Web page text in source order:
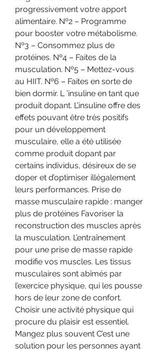
progressivement votre apport
alimentaire. Nº2 – Programme
pour booster votre métabolisme.
Nº3 – Consommez plus de
protéines. Nº4 – Faites de la
musculation. Nº5 – Mettez-vous
au HIIT. Nº6 – Faites en sorte de
bien dormir. L ’insuline en tant que
produit dopant. L’insuline offre des
effets pouvant être très positifs
pour un développement
musculaire, elle a été utilisée
comme produit dopant par
certains individus, désireux de se
doper et d’optimiser illégalement
leurs performances. Prise de
masse musculaire rapide : manger
plus de protéines Favoriser la
reconstruction des muscles après
la musculation. L’entraînement
pour une prise de masse rapide
modifie vos muscles. Les tissus
musculaires sont abîmés par
l’exercice physique, qui les pousse
hors de leur zone de confort.
Choisir une activité physique qui
procure du plaisir est essentiel.
Mangez plus souvent C’est une
solution pour les personnes ayant